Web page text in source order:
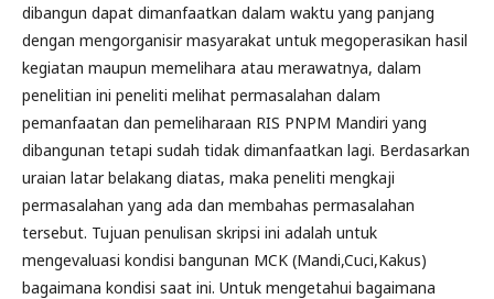
dibangun dapat dimanfaatkan dalam waktu yang panjang
dengan mengorganisir masyarakat untuk megoperasikan hasil
kegiatan maupun memelihara atau merawatnya, dalam
penelitian ini peneliti melihat permasalahan dalam
pemanfaatan dan pemeliharaan RIS PNPM Mandiri yang
dibangunan tetapi sudah tidak dimanfaatkan lagi. Berdasarkan
uraian latar belakang diatas, maka peneliti mengkaji
permasalahan yang ada dan membahas permasalahan
tersebut. Tujuan penulisan skripsi ini adalah untuk
mengevaluasi kondisi bangunan MCK (Mandi,Cuci,Kakus)
bagaimana kondisi saat ini. Untuk mengetahui bagaimana